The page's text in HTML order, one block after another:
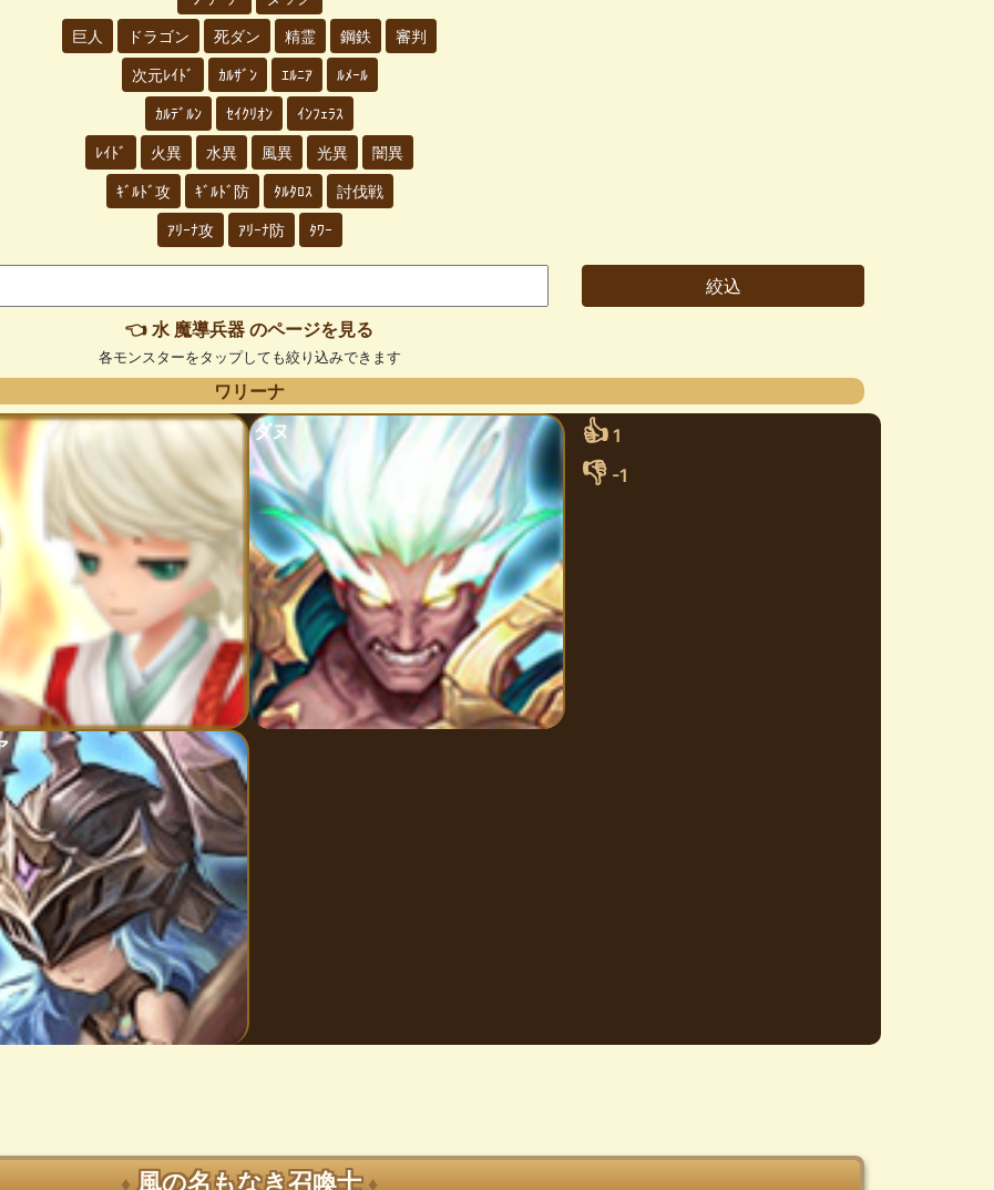
巨人 ドラゴン 死ダン 精霊 鋼鉄 審判
次元ﾚｲﾄﾞ ｶﾙｻﾞﾝ ｴﾙﾆｱ ﾙﾒｰﾙ
ｶﾙﾃﾞﾙﾝ ｾｲｸﾘｵﾝ ｲﾝﾌｪﾗｽ
ﾚｲﾄﾞ 火異 水異 風異 光異 闇異
ｷﾞﾙﾄﾞ攻 ｷﾞﾙﾄﾞ防 ﾀﾙﾀﾛｽ 討伐戦
ｱﾘｰﾅ攻 ｱﾘｰﾅ防 ﾀﾜｰ
👈 水 魔導兵器 のページを見る
各モンスターをタップしても絞り込みできます
ワリーナ
ダヌ 👍 1
👎 -1
♦ 風の名もなき召喚士 ♦